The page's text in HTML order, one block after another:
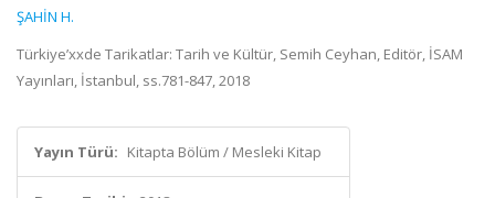
ŞAHİN H.
Türkiye’xxde Tarikatlar: Tarih ve Kültür, Semih Ceyhan, Editör, İSAM
Yayınları, İstanbul, ss.781-847, 2018
Yayın Türü: Kitapta Bölüm / Mesleki Kitap